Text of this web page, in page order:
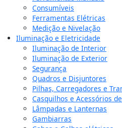
Consumíveis
Ferramentas Elétricas
Medição e Nivelação
Iluminação e Eletricidade
Iluminação de Interior
Iluminação de Exterior
Segurança
Quadros e Disjuntores
Pilhas, Carregadores e
Casquilhos e Acessórios
Lâmpadas e Lanternas
Gambiarras